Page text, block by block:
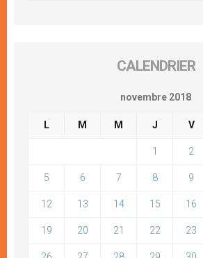
CALENDRIER
novembre 2018
L M M J V
1 2
5 6 7 8 9
12 13 14 15 16
19 20 21 22 23